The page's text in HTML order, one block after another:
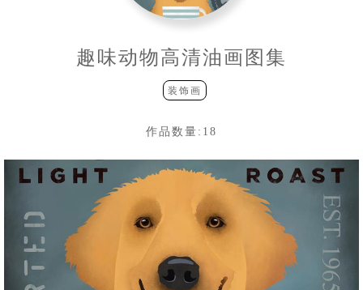
趣味动物高清油画图集
装饰画
作品数量: 18